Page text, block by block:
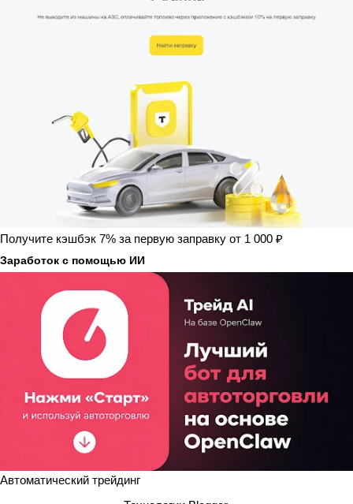
Получите кэшбэк 7% за первую заправку от 1 000 ₽
Заработок с помощью ИИ
Автоматический трейдинг